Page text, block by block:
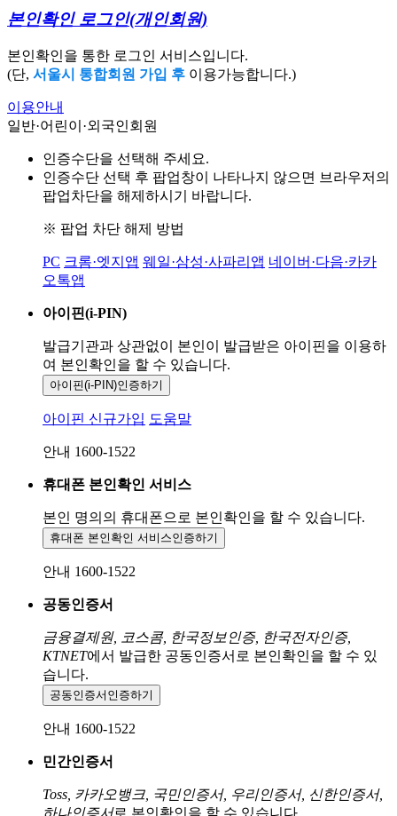
본인확인 로그인(개인회원)
본인확인을 통한 로그인 서비스입니다.
(단, 서울시 통합회원 가입 후 이용가능합니다.)
이용안내
일반·어린이·외국인회원
인증수단을 선택해 주세요.
인증수단 선택 후 팝업창이 나타나지 않으면 브라우저의
팝업차단을 해제하시기 바랍니다.
※ 팝업 차단 해제 방법
PC 크롬·엣지앱 웨일·삼성·사파리앱 네이버·다음·카카
오톡앱
아이핀(i-PIN)
발급기관과 상관없이 본인이 발급받은 아이핀을 이용하
여 본인확인을 할 수 있습니다.
아이핀(i-PIN)인증하기
아이핀 신규가입 도움말
안내 1600-1522
휴대폰 본인확인 서비스
본인 명의의 휴대폰으로 본인확인을 할 수 있습니다.
휴대폰 본인확인 서비스인증하기
안내 1600-1522
공동인증서
금융결제원, 코스콤, 한국정보인증, 한국전자인증,
KTNET에서 발급한 공동인증서로 본인확인을 할 수 있
습니다.
공동인증서 인증하기
안내 1600-1522
민간인증서
Toss, 카카오뱅크, 국민인증서, 우리인증서, 신한인증서,